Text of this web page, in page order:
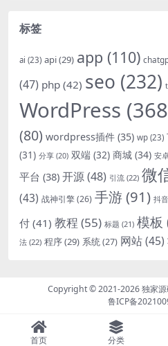
标签
ai (23) api(29) app (110)
(47) php (42) seo (232)
WordPress
(80) wordpress插件 (35) wp (23)
(31) 分享 (20) 双端 (32) 商城 (34) 安
平台 (38) 开源(48) 引流 (22) 微
(43) 战神引擎(26) 手游(91) 抖音
付 (41) 教程 (55) 标题 (21) 模板
法 (22) 程序(29) 系统(27) 网站(45)
Copyright © 2021-2026独家
鲁ICP备
首页 分类